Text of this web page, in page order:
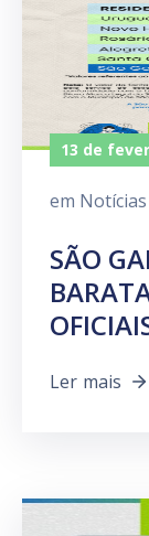
13 de
em Notícias
SÃO
Ler mais